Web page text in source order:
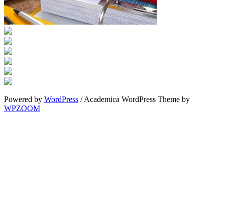
Powered by WordPress / Academica WordPress Theme by
WPZOOM